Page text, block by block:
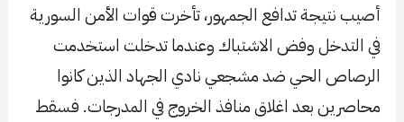
أصيب نتيجة تدافع الجمهور، تأخرت قوات الأمن السورية
في التدخل وفض الاشتباك وعندما تدخلت استخدمت
الرصاص الحي ضد مشجعي نادي الجهاد الذين كانوا
محاصرين بعد اغلاق منافذ الخروج في المدرجات. فسقط